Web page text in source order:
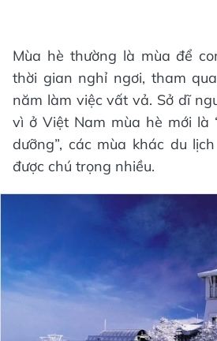
Mùa hè thường là mùa để
thời gian nghỉ ngơi, tham
năm làm việc vất vả. Sở dĩ
vì ở Việt Nam mùa hè mới là
dưỡng”, các mùa khác du
được chú trọng nhiều.